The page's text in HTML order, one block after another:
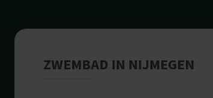
ZWEMBAD IN NIJMEGEN